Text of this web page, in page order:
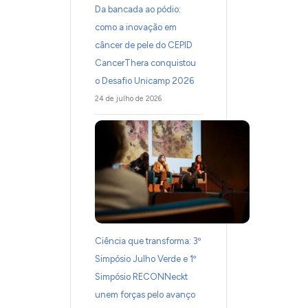
Da bancada ao pódio:
como a inovação em
câncer de pele do CEPID
CancerThera conquistou
o Desafio Unicamp 2026
24 de julho de 2026
Ciência que transforma: 3º
Simpósio Julho Verde e 1º
Simpósio RECONNeckt
unem forças pelo avanço